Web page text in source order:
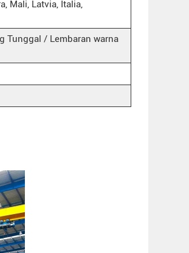
Mali, Latvia, Italia,
Tunggal / Lembaran warna